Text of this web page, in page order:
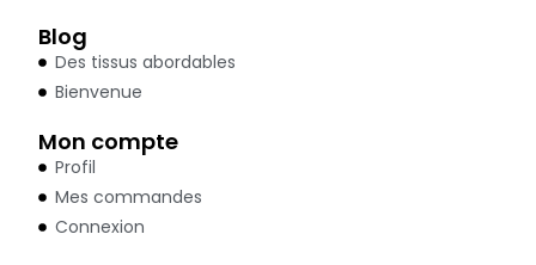
Blog
Des tissus abordables
Bienvenue
Mon compte
Profil
Mes commandes
Connexion